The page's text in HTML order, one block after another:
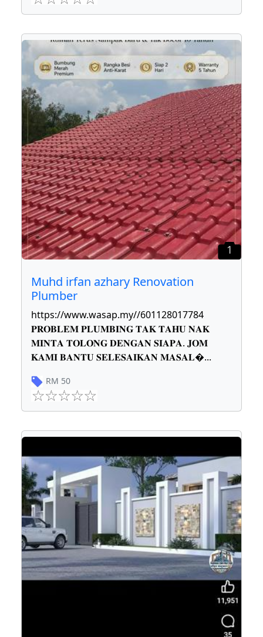
1
Muhd irfan azhary Renovation
Plumber
https://www.wasap.my//601128017784
𝐏𝐑𝐎𝐁𝐋𝐄𝐌 𝐏𝐋𝐔𝐌𝐁𝐈𝐍𝐆 𝐓𝐀𝐊 𝐓𝐀𝐇𝐔 𝐍𝐀𝐊
𝐌𝐈𝐍𝐓𝐀 𝐓𝐎𝐋𝐎𝐍𝐆 𝐃𝐄𝐍𝐆𝐀𝐍 𝐒𝐈𝐀𝐏𝐀. 𝐉𝐎𝐌
𝐊𝐀𝐌𝐈 𝐁𝐀𝐍𝐓𝐔 𝐒𝐄𝐋𝐄𝐒𝐀𝐈𝐊𝐀𝐍 𝐌𝐀𝐒𝐀𝐋...
RM 50